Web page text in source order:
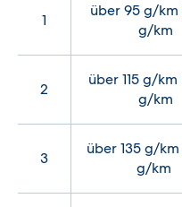
1
über 95 g/km
g/km
2
über 115 g/km
g/km
3
über 135 g/km
g/km